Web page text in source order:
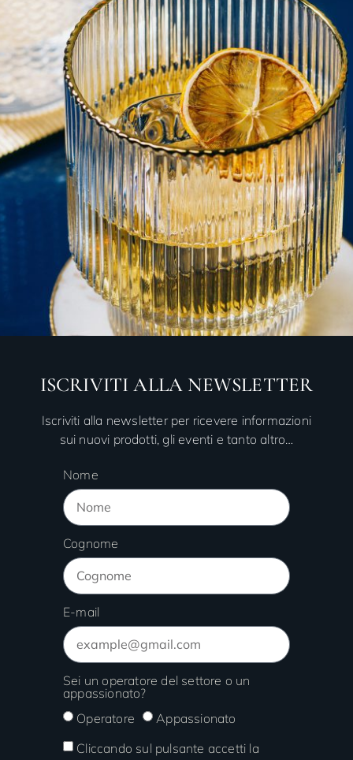
ISCRIVITI ALLA NEWSLETTER
Iscriviti alla newsletter per ricevere informazioni
sui nuovi prodotti, gli eventi e tanto altro…
Nome
Cognome
E-mail
Sei un operatore del settore o un
appassionato?
Operatore
Appassionato
Cliccando sul pulsante accetti la